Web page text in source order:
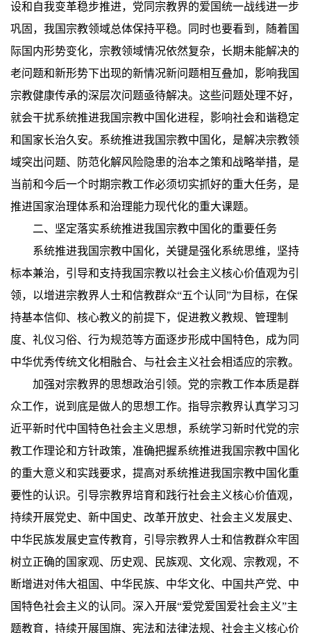
设和自我变革稳步推进，党同宗教界的爱国统一战线进一步
巩固，我国宗教领域总体保持平稳。同时也要看到，随着国
际国内形势变化，宗教领域情况依然复杂，长期未能解决的
老问题和新形势下出现的新情况新问题相互叠加，影响我国
宗教健康传承的深层次问题亟待解决。这些问题处理不好，
就会干扰系统推进我国宗教中国化进程，影响社会和谐稳定
和国家长治久安。系统推进我国宗教中国化，是解决宗教领
域突出问题、防范化解风险隐患的治本之策和战略举措，是
当前和今后一个时期宗教工作必须切实抓好的重大任务，是
推进国家治理体系和治理能力现代化的重大课题。
二、坚定落实系统推进我国宗教中国化的重要任务
系统推进我国宗教中国化，关键是强化系统思维，坚持
标本兼治，引导和支持我国宗教以社会主义核心价值观为引
领，以增进宗教界人士和信教群众“五个认同”为目标，在保
持基本信仰、核心教义的前提下，促进教义教规、管理制
度、礼仪习俗、行为规范等方面逐步形成中国特色，成为同
中华优秀传统文化相融合、与社会主义社会相适应的宗教。
加强对宗教界的思想政治引领。党的宗教工作本质是群
众工作，说到底是做人的思想工作。指导宗教界认真学习习
近平新时代中国特色社会主义思想，系统学习新时代党的宗
教工作理论和方针政策，准确把握系统推进我国宗教中国化
的重大意义和实践要求，提高对系统推进我国宗教中国化重
要性的认识。引导宗教界培育和践行社会主义核心价值观，
持续开展党史、新中国史、改革开放史、社会主义发展史、
中华民族发展史宣传教育，引导宗教界人士和信教群众牢固
树立正确的国家观、历史观、民族观、文化观、宗教观，不
断增进对伟大祖国、中华民族、中华文化、中国共产党、中
国特色社会主义的认同。深入开展“爱党爱国爱社会主义”主
题教育，持续开展国旗、宪法和法律法规、社会主义核心价